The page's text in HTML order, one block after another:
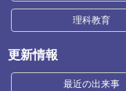
理科教育
更新情報
最近の出来事